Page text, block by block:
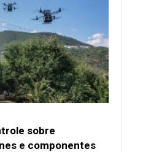
sobre
e componentes